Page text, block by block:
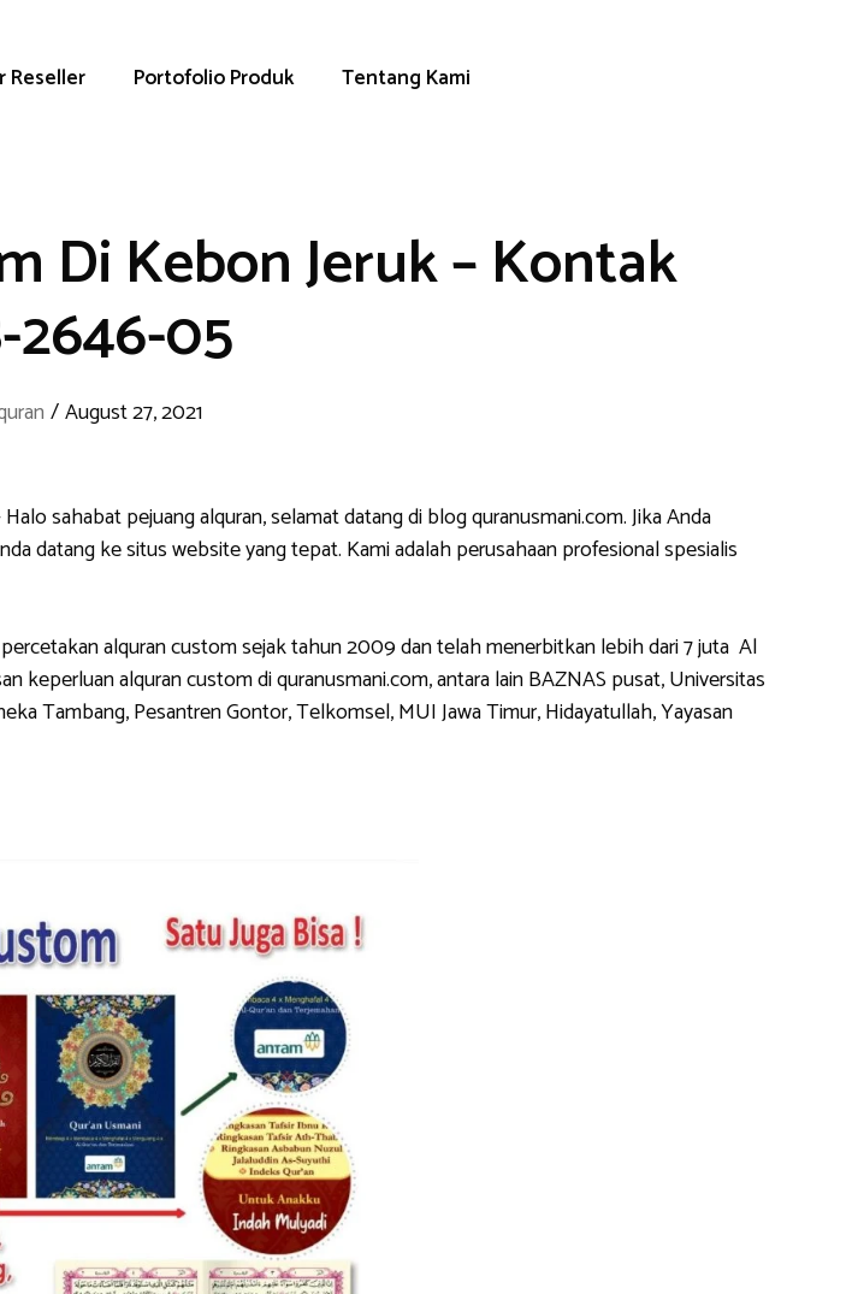
Reseller Portofolio Produk Tentang Kami
Di Kebon Jeruk – Kontak
2646-05
/August 27, 2021
Halo sahabat pejuang alquran, selamat datang di blog quranusmani.com. Jika Anda
datang ke situs website yang tepat. Kami adalah perusahaan profesional spesialis
alquran custom sejak tahun 2009 dan telah menerbitkan lebih dari 7 juta Al
keperluan alquran custom di quranusmani.com, antara lain BAZNAS pusat, Universitas
Tambang, Pesantren Gontor, Telkomsel, MUI Jawa Timur, Hidayatullah, Yayasan